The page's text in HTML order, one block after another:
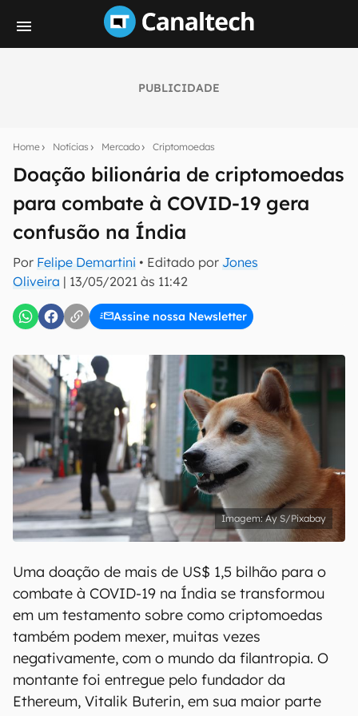
PUBLICIDADE
Home Notícias Mercado Criptomoedas
Doação bilionária de criptomoedas
para combate à COVID-19 gera
confusão na Índia
Por Felipe Demartini • Editado por Jones
Oliveira | 13/05/2021 às 11:42
Assine nossa Newsletter
notícias e reviews sobre tecnologia em primeira
mão.
E-mail
inscreva-se
Confirmo que li, aceito e concordo com os Termos de
Uso e Política de Privacidade do Canaltech.
Ay S/Pixabay
Uma doação de mais de US$ 1,5 bilhão para o
combate à COVID-19 na Índia se transformou
em um testamento sobre como criptomoedas
também podem mexer, muitas vezes
negativamente, com o mundo da filantropia. O
montante foi entregue pelo fundador da
Ethereum, Vitalik Buterin, em sua maior parte